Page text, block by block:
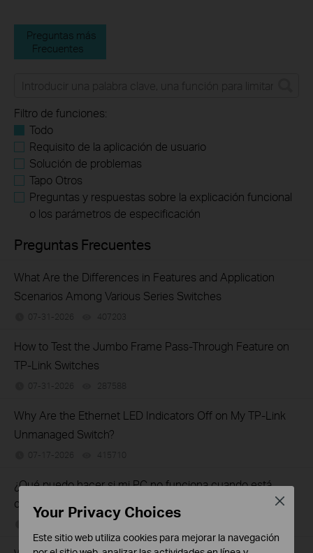
Preguntas más
Frecuentes
Filtro de funciones:
Todo
Requisito de la aplicación de usuario
Solución de problemas
Tapo Otros
Preguntas y respuestas sobre la explicación funcional
o los parámetros de especificación
Preguntas Frecuentes
What Are the Differences in Features and Application
Scenarios Among Various Series Switches
07-31-2026 407203
How to Test the Jumbo Frame Pass-Through Feature on
TP-Link Switches
07-31-2026 287588
Why Are the Ethernet LED Indicators Off on My TP-Link
Unmanaged Switch?
07-17-2026 415710
¿Qué puedo hacer si mi PC no funciona cuando está
conectado al conmutador no administrado por cable?
Your Privacy Choices
Este sitio web utiliza cookies para mejorar la navegación
Close